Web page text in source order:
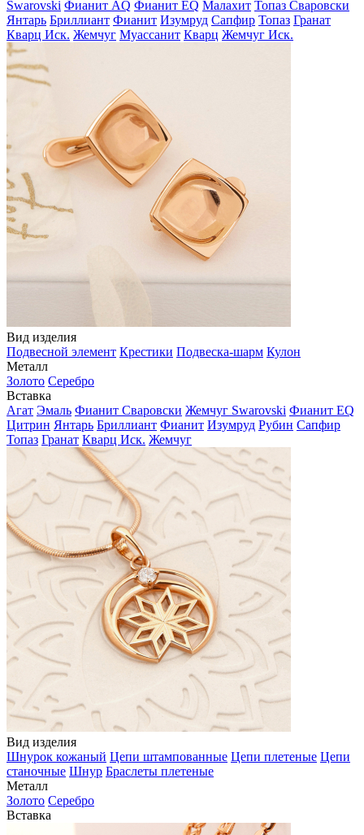
Swarovski Фианит AQ Фианит EQ Малахит Топаз Сваровски
Янтарь Бриллиант Фианит Изумруд Сапфир Топаз Гранат
Кварц Иск. Жемчуг Муассанит Кварц Жемчуг Иск.
Вид изделия
Подвесной элемент Крестики Подвеска-шарм Кулон
Металл
Золото Серебро
Вставка
Агат Эмаль Фианит Сваровски Жемчуг Swarovski Фианит EQ
Цитрин Янтарь Бриллиант Фианит Изумруд Рубин Сапфир
Топаз Гранат Кварц Иск. Жемчуг
Вид изделия
Шнурок кожаный Цепи штампованные Цепи плетеные Цепи
станочные Шнур Браслеты плетеные
Металл
Золото Серебро
Вставка